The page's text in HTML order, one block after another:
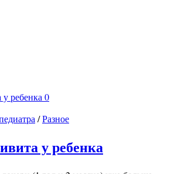
0
/Разное
у ребенка